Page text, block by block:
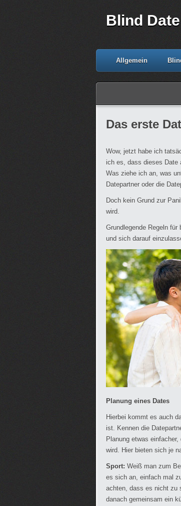
Blind
Allgemein
Das erste
Wow, jetzt habe ich
ich es, dass dieses Date
Was ziehe ich an, was
Datepartner oder die
Doch kein Grund zur
wird.
Grundlegende Regeln
und sich darauf
Planung eines Dates
Hierbei kommt es auch
ist. Kennen die
Planung etwas
wird. Hier bieten sich je
Sport: Weiß man zum
es sich an, einfach mal
achten, dass es nicht zu
danach gemeinsam ein